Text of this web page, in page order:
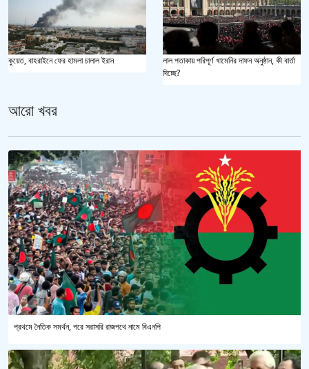
কুয়েত, বাহরাইনে ফের হামলা চালাল ইরান
লাল পতাকায় পরিপূর্ণ খামেনির দাফন অনুষ্ঠান, কী বার্তা
দিচ্ছে?
আরো খবর
প্রথমে নৈতিক সমর্থন, পরে সরাসরি রাজপথে নামে বিএনপি